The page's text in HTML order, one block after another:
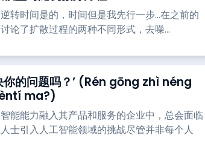
转时间是的，时间但是我先行一步...在之前的
论了扩散过程的两种不同形式，去噪...
你的问题吗？’ (Rén gōng zhì néng
ma?)
能能力融入其产品和服务的企业中，总会面临
士引入人工智能领域的挑战尽管并非每个人